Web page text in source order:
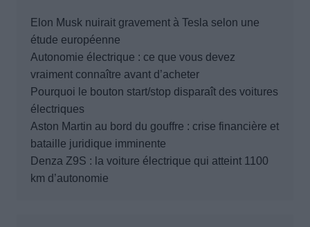
Elon Musk nuirait gravement à Tesla selon une
étude européenne
Autonomie électrique : ce que vous devez
vraiment connaître avant d’acheter
Pourquoi le bouton start/stop disparaît des voitures
électriques
Aston Martin au bord du gouffre : crise financière et
bataille juridique imminente
Denza Z9S : la voiture électrique qui atteint 1100
km d’autonomie